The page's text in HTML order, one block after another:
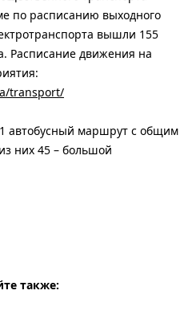
по расписанию выходного
вышли 155
Расписание движения на
transport/
автобусный маршрут с общим
них 45 – большой
также: